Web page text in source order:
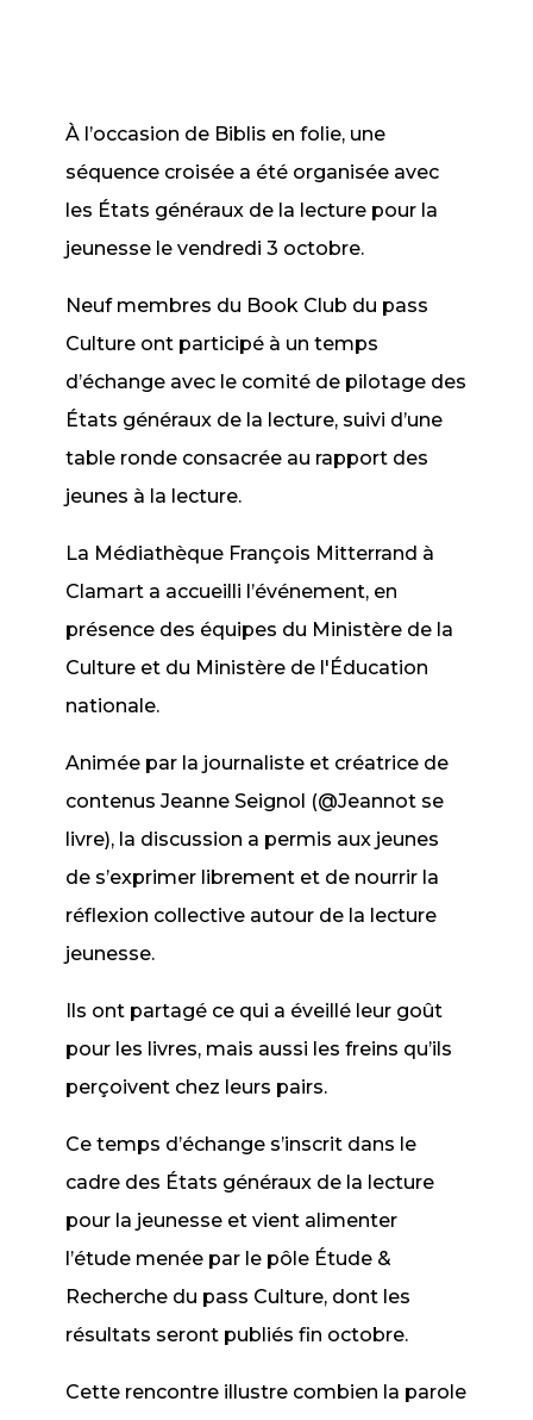
À l’occasion de Biblis en folie, une
séquence croisée a été organisée avec
les États généraux de la lecture pour la
jeunesse le vendredi 3 octobre.
Neuf membres du Book Club du pass
Culture ont participé à un temps
d’échange avec le comité de pilotage des
États généraux de la lecture, suivi d’une
table ronde consacrée au rapport des
jeunes à la lecture.
La Médiathèque François Mitterrand à
Clamart a accueilli l’événement, en
présence des équipes du Ministère de la
Culture et du Ministère de l'Éducation
nationale.
Animée par la journaliste et créatrice de
contenus Jeanne Seignol (@Jeannot se
livre), la discussion a permis aux jeunes
de s’exprimer librement et de nourrir la
réflexion collective autour de la lecture
jeunesse.
Ils ont partagé ce qui a éveillé leur goût
pour les livres, mais aussi les freins qu’ils
perçoivent chez leurs pairs.
Ce temps d’échange s’inscrit dans le
cadre des États généraux de la lecture
pour la jeunesse et vient alimenter
l’étude menée par le pôle Étude &
Recherche du pass Culture, dont les
résultats seront publiés fin octobre.
Cette rencontre illustre combien la parole